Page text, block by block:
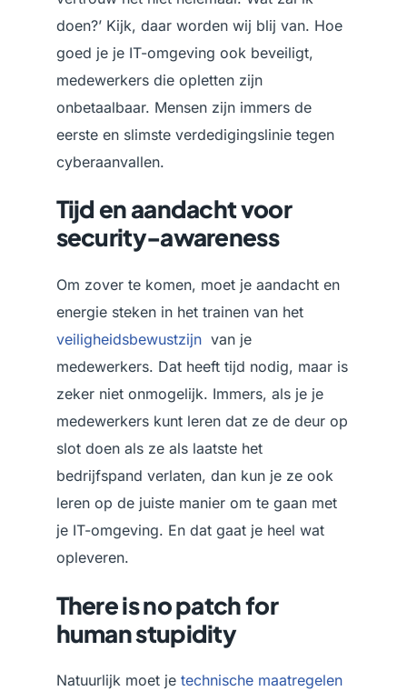
doen?’ Kijk, daar worden wij blij van. Hoe
goed je je IT-omgeving ook beveiligt,
medewerkers die opletten zijn
onbetaalbaar. Mensen zijn immers de
eerste en slimste verdedigingslinie tegen
cyberaanvallen.
Tijd en aandacht voor
security-awareness
Om zover te komen, moet je aandacht en
energie steken in het trainen van het
veiligheidsbewustzijnvan je
medewerkers. Dat heeft tijd nodig, maar is
zeker niet onmogelijk. Immers, als je je
medewerkers kunt leren dat ze de deur op
slot doen als ze als laatste het
bedrijfspand verlaten, dan kun je ze ook
leren op de juiste manier om te gaan met
je IT-omgeving. En dat gaat je heel wat
opleveren.
There is no patch for
human stupidity
Natuurlijk moet je technische maatregelen